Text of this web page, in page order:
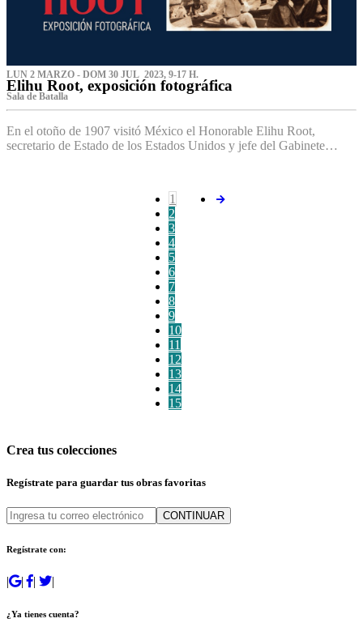
LUN 2 MARZO - DOM 30 JUL 2023, 9-17 H.
Elihu Root, exposición fotográfica
Sala de Batalla
En el otoño de 1907 visitó México el Honorable Elihu Root,
secretario de Estado de los Estados Unidos y jefe del Gabinete…
1
2
3
4
5
6
7
8
9
10
11
12
13
14
15
Crea tus colecciones
Regístrate para guardar tus obras favoritas
CONTINUAR
Regístrate con:
| | | |
¿Ya tienes cuenta?